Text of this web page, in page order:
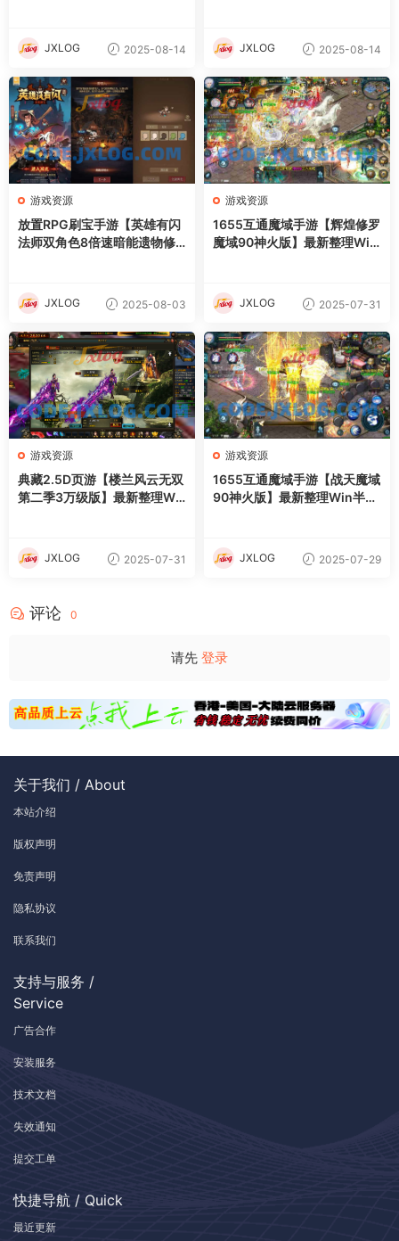
JXLOG 2025-08-14 JXLOG 2025-08-14
游戏资源
放置RPG刷宝手游【英雄有闪
法师双角色8倍速暗能遗物修
地注册+加解密工具+运维后台
+管理后台+代理后台+CDK授
权后台+安卓苹果双端+详细搭
建教程
JXLOG 2025-08-03
游戏资源
1655互通魔域手游【辉煌修罗
魔域90神火版】最新整理Win
+视频教程
JXLOG 2025-07-31
游戏资源
典藏2.5D页游【楼兰风云无双
第二季3万级版】最新整理Wi
JXLOG 2025-07-31
游戏资源
1655互通魔域手游【战天魔域
90神火版】最新整理Win半手
频教程JXLOG 2025-07-29
评论 0
请先 登录
关于我们 / About
本站介绍
版权声明
免责声明
隐私协议
联系我们
支持与服务 /
Service
广告合作
安装服务
技术文档
失效通知
提交工单
快捷导航 / Quick
最近更新